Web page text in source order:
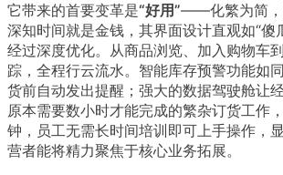
它带来的首要变革是“好用”——化繁为简，
深知时间就是金钱，其界面设计直观如“傻
经过深度优化。从商品浏览、加入购物车
踪，全程行云流水。智能库存预警功能如
货前自动发出提醒；强大的数据驾驶舱让
原本需要数小时才能完成的繁杂订货工作
钟，员工无需长时间培训即可上手操作，
营者能将精力聚焦于核心业务拓展。